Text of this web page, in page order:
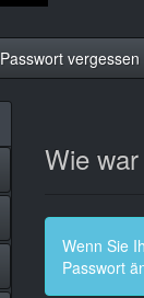
Passwort vergessen
Wie
Wenn Sie
Passwort